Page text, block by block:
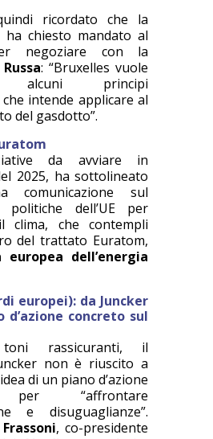
ricordato che la
ha chiesto mandato al
negoziare con la
: “Bruxelles vuole
alcuni principi
intende applicare al
del gasdotto”.
da avviare in
2025, ha sottolineato
comunicazione sul
dell’UE per
clima, che contempli
del trattato Euratom,
europea dell’energia
europei): da Juncker
d’azione concreto sul
rassicuranti, il
non è riuscito a
di un piano d’azione
per “affrontare
e disuguaglianze”.
, co-presidente